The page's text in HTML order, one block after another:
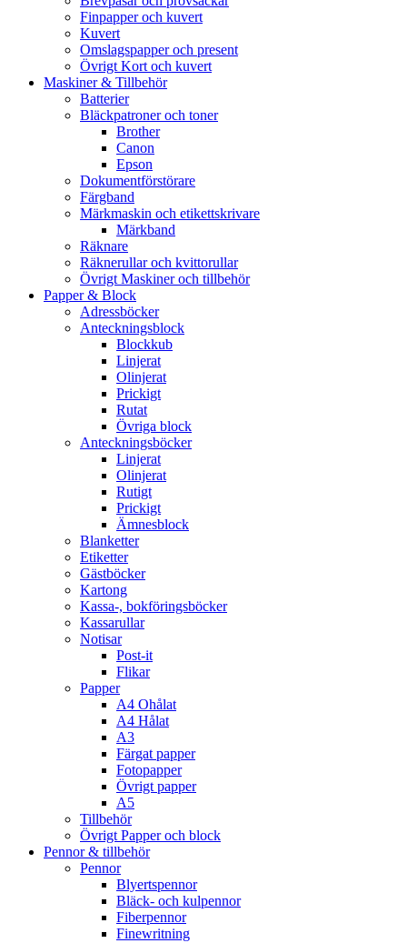
Finpapper och kuvert
Kuvert
Omslagspapper och present
Övrigt Kort och kuvert
Maskiner & Tillbehör
Batterier
Bläckpatroner och toner
Brother
Canon
Epson
Dokumentförstörare
Färgband
Märkmaskin och etikettskrivare
Märkband
Räknare
Räknerullar och kvittorullar
Övrigt Maskiner och tillbehör
Papper & Block
Adressböcker
Anteckningsblock
Blockkub
Linjerat
Olinjerat
Prickigt
Rutat
Övriga block
Anteckningsböcker
Linjerat
Olinjerat
Rutigt
Prickigt
Ämnesblock
Blanketter
Etiketter
Gästböcker
Kartong
Kassa-, bokföringsböcker
Kassarullar
Notisar
Post-it
Flikar
Papper
A4 Ohålat
A4 Hålat
A3
Färgat papper
Fotopapper
Övrigt papper
A5
Tillbehör
Övrigt Papper och block
Pennor & tillbehör
Pennor
Blyertspennor
Bläck- och kulpennor
Fiberpennor
Finewritning